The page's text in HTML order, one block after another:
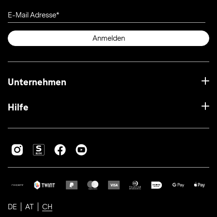
E-Mail Adresse
Anmelden
Unternehmen
Hilfe
DE AT CH